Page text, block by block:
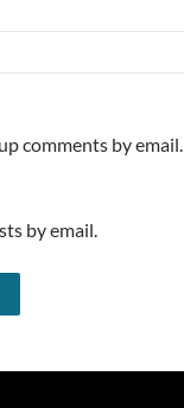
comments by email.
by email.